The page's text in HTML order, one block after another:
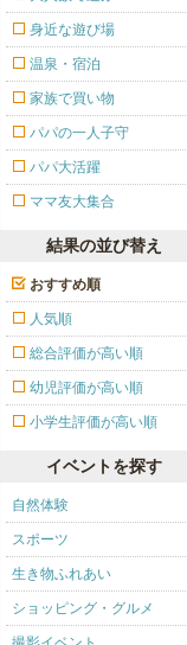
身近な遊び場
温泉・宿泊
家族で買い物
パパの一人子守
パパ大活躍
ママ友大集合
結果の並び替え
おすすめ順
人気順
総合評価が高い順
幼児評価が高い順
小学生評価が高い順
イベントを探す
自然体験
スポーツ
生き物ふれあい
ショッピング・グルメ